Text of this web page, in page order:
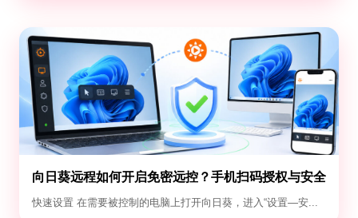
向日葵远程如何开启免密远控？手机扫码授权与安全
设置教程
快速设置 在需要被控制的电脑上打开向日葵，进入“设置—安...